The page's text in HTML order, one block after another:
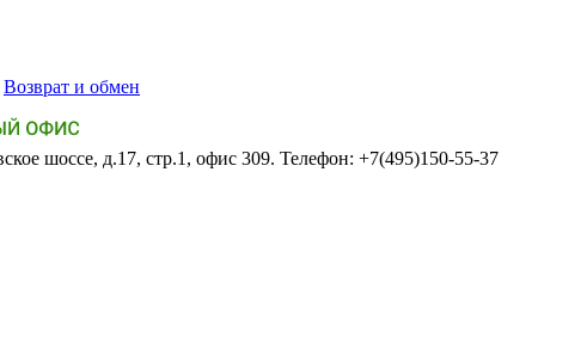
Возврат и обмен
шоссе, д.17, стр.1, офис 309. Телефон: +7(495)150-55-37